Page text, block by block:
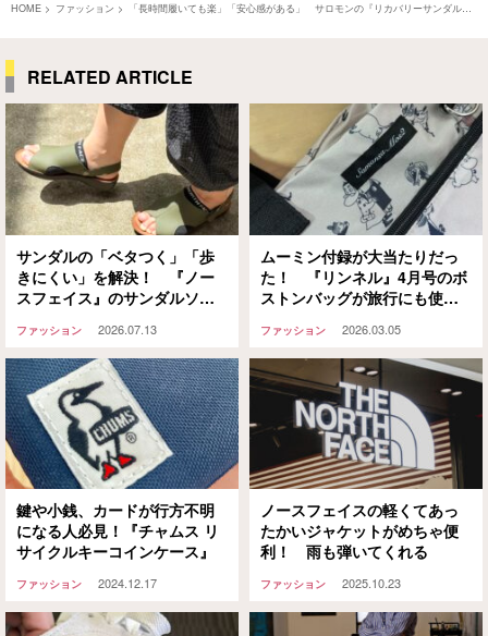
HOME ファッション
「長時間履いても楽」「安心感がある」 サロモンの『リカバリーサンダル』
RELATED ARTICLE
サンダルの「ベタつく」「歩
きにくい」を解決！ 『ノー
スフェイス』のサンダルソッ
ファッション 2026.07.13
ムーミン付録が大当たりだっ
た！ 『リンネル』4月号のボ
ストンバッグが旅行にも使え
社】
ファッション 2026.03.05
鍵や小銭、カードが行方不明
になる人必見！『チャムス リ
サイクルキーコインケース』
ファッション 2024.12.17
ノースフェイスの軽くてあっ
たかいジャケットがめちゃ便
利！ 雨も弾いてくれる
ファッション 2025.10.23